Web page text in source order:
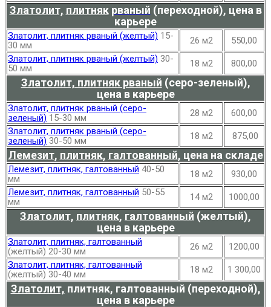
Златолит, плитняк рваный (переходной), цена в
карьере
Златолит, плитняк рваный (желтый) 15-
30 мм
26 м2
550,00
Златолит, плитняк рваный (желтый) 30-
50 мм
18 м2 800,00
Златолит, плитняк рваный (серо-зеленый),
цена в карьере
Златолит, плитняк рваный (серо-
зеленый) 15-30 мм 28 м2
600,00
Златолит, плитняк рваный (серо-
зеленый) 30-50 мм 18 м2 875,00
Лемезит, плитняк, галтованный, цена на складе
Лемезит, плитняк, галтованный 40-50
мм
18 м2
930,00
Лемезит, плитняк, галтованный 50-55
мм
14 м2 1000,00
Златолит, плитняк, галтованный (желтый),
цена в карьере
Златолит, плитняк, галтованный
(желтый) 20-30 мм
26 м2
1200,00
Златолит, плитняк, галтованный
(желтый) 30-40 мм
18 м2 1 300,00
Златолит, плитняк, галтованный (переходной),
цена в карьере